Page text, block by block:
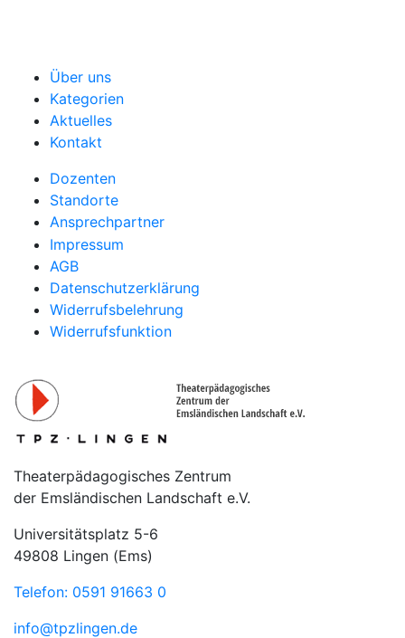
Über uns
Kategorien
Aktuelles
Kontakt
Dozenten
Standorte
Ansprechpartner
Impressum
AGB
Datenschutzerklärung
Widerrufsbelehrung
Widerrufsfunktion
Theaterpädagogisches Zentrum
der Emsländischen Landschaft e.V.
Universitätsplatz 5-6
49808 Lingen (Ems)
Telefon: 0591 91663 0
info@tpzlingen.de